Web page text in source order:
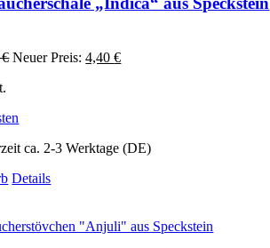
€ Ursprünglicher
Neuer Preis: 4,40€Aktueller
ca. 2-3 Werktage (DE)
Details